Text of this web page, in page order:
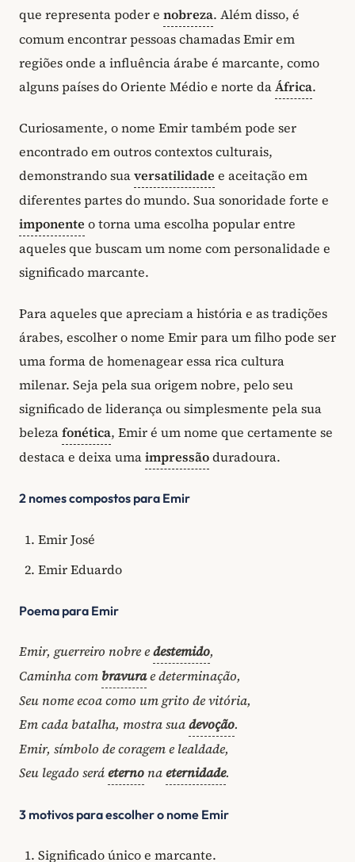
que representa poder e nobreza. Além disso, é
comum encontrar pessoas chamadas Emir em
regiões onde a influência árabe é marcante, como
alguns países do Oriente Médio e norte daÁfrica.
Curiosamente, o nome Emir também pode ser
encontrado em outros contextos culturais,
demonstrando suaversatilidade e aceitação em
diferentes partes do mundo. Sua sonoridade forte e
imponente o torna uma escolha popular entre
aqueles que buscam um nome com personalidade e
significado marcante.
Para aqueles que apreciam a história e as tradições
árabes, escolher o nome Emir para um filho pode ser
uma forma de homenagear essa rica cultura
milenar. Seja pela sua origem nobre, pelo seu
significado de liderança ou simplesmente pela sua
belezafonética, Emir é um nome que certamente se
destaca e deixa umaimpressãoduradoura.
2 nomes compostos para Emir
Emir José
Emir Eduardo
Poema para Emir
Emir, guerreiro nobre edestemido,
Caminha com bravurae determinação,
Seu nome ecoa como um grito de vitória,
Em cada batalha, mostra suadevoção.
Emir, símbolo de coragem e lealdade,
Seu legado seráeterno naeternidade.
3 motivos para escolher o nome Emir
Significado único e marcante.